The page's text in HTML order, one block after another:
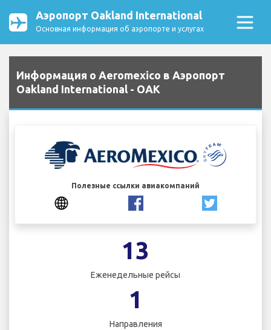
Аэропорт Oakland International
Основная информация об аэропорте и услугах
Информация о Aeromexico в Аэропорт
Oakland International - OAK
Полезные ссылки авиакомпаний
13
Еженедельные рейсы
1
Направления